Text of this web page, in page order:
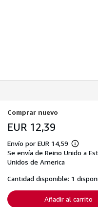
Comprar nuevo
EUR 12,39
Envío por EUR 14,59
Más
tarifas
de
envío
Se envía de Reino Unido a
Unidos de America
Cantidad disponible: 1
Añadir al carrito